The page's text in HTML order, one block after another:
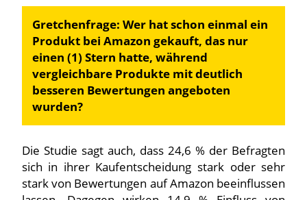
Gretchenfrage: Wer hat schon einmal ein
Produkt bei Amazon gekauft, das nur
einen (1) Stern hatte, während
vergleichbare Produkte mit deutlich
besseren Bewertungen angeboten
wurden?
Die Studie sagt auch, dass 24,6 % der Befragten
sich in ihrer Kaufentscheidung stark oder sehr
stark von Bewertungen auf Amazon beeinflussen